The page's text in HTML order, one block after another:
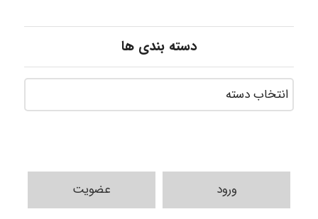
دسته بندی ها
ورود عضویت